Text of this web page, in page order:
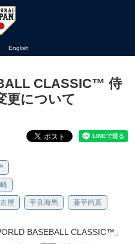
English
CLASSIC™ 侍
更について
屋 平良海馬 藤平尚真
BASEBALL CLASSIC™」